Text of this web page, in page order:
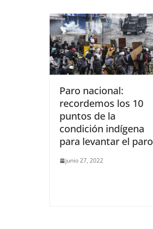
Paro nacional:
recordemos los 10
puntos de la
condición indígena
para levantar el paro
junio 27, 2022